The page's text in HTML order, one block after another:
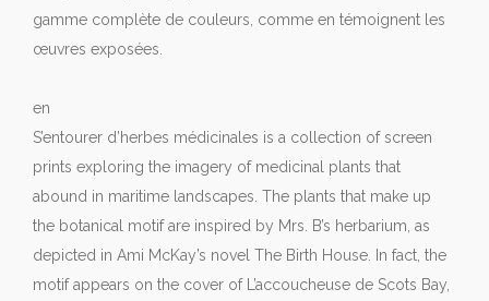
gamme complète de couleurs, comme en témoignent les
œuvres exposées.
en
S’entourer d’herbes médicinales is a collection of screen
prints exploring the imagery of medicinal plants that
abound in maritime landscapes. The plants that make up
the botanical motif are inspired by Mrs. B’s herbarium, as
depicted in Ami McKay’s novel The Birth House. In fact, the
motif appears on the cover of L’accoucheuse de Scots Bay,